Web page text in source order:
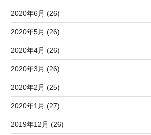
2020年6月 (26)
2020年5月 (26)
2020年4月 (26)
2020年3月 (26)
2020年2月 (25)
2020年1月 (27)
2019年12月 (26)